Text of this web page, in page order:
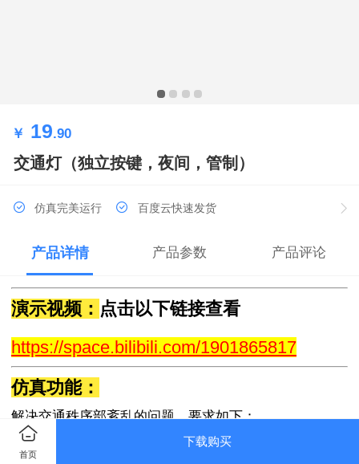
￥ 19.90
交通灯（独立按键，夜间，管制）
仿真完美运行 百度云快速发货
产品详情 产品参数 产品评论
演示视频： 点击以下链接查看
https://space.bilibili.com/1901865817
仿真功能：
解决交通秩序部紊乱的问题，要求如下：
东西方向、南北方向均有红、黄、绿三种信号灯
带紧急制动按钮，按钮按下，所有方向亮红灯；再次按
首页
下载购买